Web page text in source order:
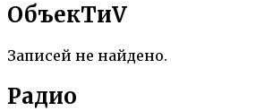
ОбъекTиV
Записей не найдено.
Радио